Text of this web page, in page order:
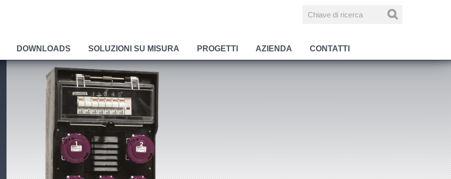
DOWNLOADS SOLUZIONI SU MISURA PROGETTI AZIENDA CONTATTI